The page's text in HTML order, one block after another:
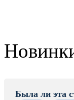
Была ли эта